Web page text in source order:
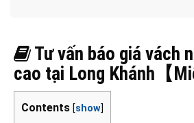
Tư vấn báo giá vách
cao tại Long Khánh【
Contents [show]